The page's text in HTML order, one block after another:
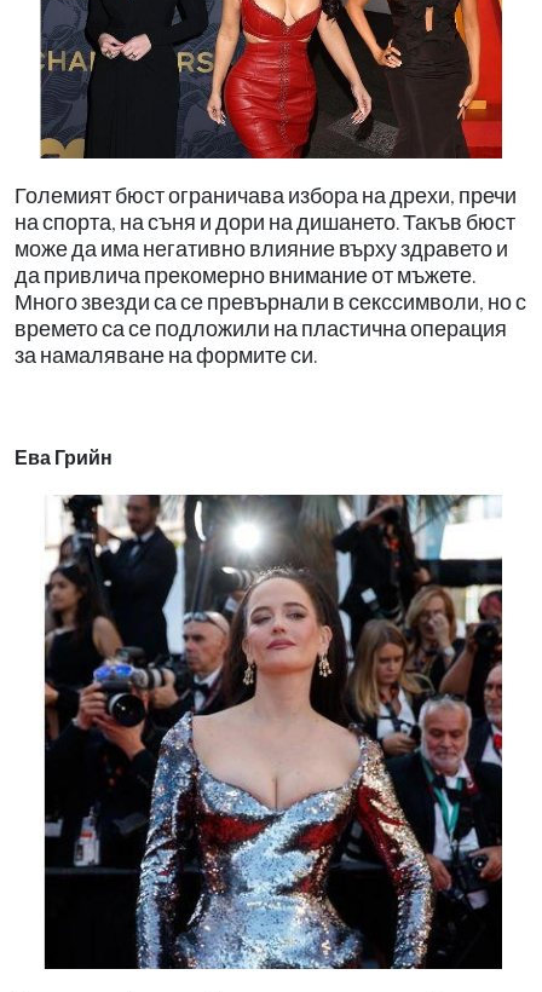
Големият бюст ограничава избора на дрехи, пречи
на спорта, на съня и дори на дишането. Такъв бюст
може да има негативно влияние върху здравето и
да привлича прекомерно внимание от мъжете.
Много звезди са се превърнали в секссимволи, но с
времето са се подложили на пластична операция
за намаляване на формите си.
Ева Грийн